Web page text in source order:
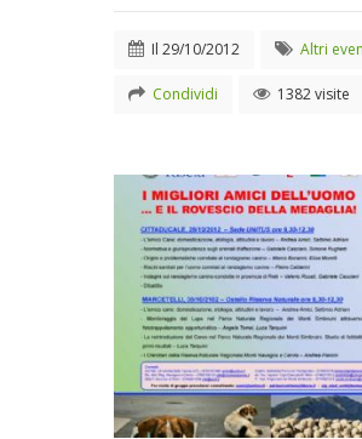
Il 29/10/2012 Altri
Condividi 1382 visite